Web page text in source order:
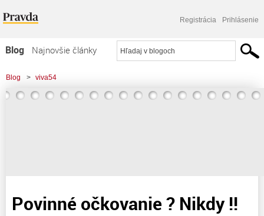
Registrácia Prihlásenie
Blog
Najnovšie články
Najčítanejšie články
Najkomentovanejšie články
Blog > viva54
Povinné očkovanie ? Nikdy !!